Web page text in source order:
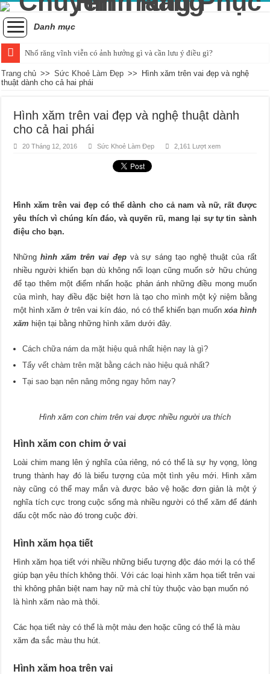
Danh mục
Nhổ răng vĩnh viễn có ảnh hưởng gì và cần lưu ý điều gì?
Tình trạng răng bị đau khi nhai và cách xử lý hiệu quả
Cách nhận biết và khắc phục tình trạng trẻ bị vỡ răng hiệu quả
Nguyên nhân và cách điều trị sưng nướu răng trong cùng hàm dưới
Quá trình mọc răng khôn bắt đầu và kéo dài bao lâu?
Chụp x-quang răng khôn: Khi nào là quyết định hợp lý?
Chảy máu chân răng và dấu hiệu của sự thiếu hụt chất dinh dưỡng
Có nên áp dụng phương pháp đánh răng bằng muối hàng ngày?
Trang chủ >> Sức Khoẻ Làm Đẹp >>
Hình xăm trên vai đẹp và nghệ
thuật dành cho cả hai phái
Hình xăm trên vai đẹp và nghệ thuật dành
cho cả hai phái
20 Tháng 12, 2016 Sức Khoẻ Làm Đẹp 2,161 Lượt xem
Hình xăm trên vai đẹp có thể dành cho cả nam và nữ, rất được
yêu thích vì chúng kín đáo, và quyến rũ, mang lại sự tự tin sành
điệu cho bạn.
Nhữnghình xăm trên vai đẹpvà sự sáng tạo nghệ thuật của rất
nhiều người khiến bạn dù không nổi loạn cũng muốn sở hữu chúng
để tạo thêm một điểm nhấn hoặc phản ánh những điều mong muốn
của mình, hay điều đặc biệt hơn là tạo cho mình một kỷ niệm bằng
một hình xăm ở trên vai kín đáo, nó có thể khiến bạn muốnxóa hình
xăm hiện tại bằng những hình xăm dưới đây.
Cách chữa nám da mặt hiệu quả nhất hiện nay là gì?
Tẩy vết chàm trên mặt bằng cách nào hiệu quả nhất?
Tại sao bạn nên nâng mông ngay hôm nay?
Hình xăm con chim trên vai được nhiều người ưa thích
Hình xăm con chim ở vai
Loài chim mang lên ý nghĩa của riêng, nó có thể là sự hy vọng, lòng
trung thành hay đó là biểu tượng của một tình yêu mới. Hình xăm
này cũng có thể may mắn và được bảo vệ hoặc đơn giản là một ý
nghĩa tích cực trong cuộc sống mà nhiều người có thể xăm để đánh
dấu cột mốc nào đó trong cuộc đời.
Hình xăm họa tiết
Hình xăm họa tiết với nhiều những biểu tượng độc đáo mới lạ có thể
giúp bạn yêu thích không thôi. Với các loại hình xăm họa tiết trên vai
thì không phân biệt nam hay nữ mà chỉ tùy thuộc vào bạn muốn nó
là hình xăm nào mà thôi.
Các họa tiết này có thể là một màu đen hoặc cũng có thể là màu
xăm đa sắc màu thu hút.
Hình xăm hoa trên vai